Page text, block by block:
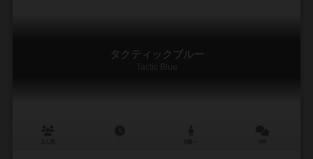
タクティックブルー
Tactic Blue